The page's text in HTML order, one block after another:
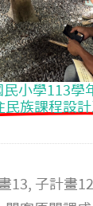
小學113學
民族課程設
13, 子計畫